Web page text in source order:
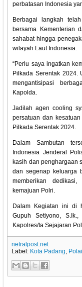
perbatasan Indonesia
Berbagai langkah
bersama Kementerian
sahabat hingga
wilayah Laut Indonesia.
“Perlu saya ingatkan
Pilkada Serentak 2024.
mengantisipasi
Kapolda.
Jadilah agen cooling
persatuan dan
Pilkada Serentak 2024.
Dalam Sambutan
Indonesia Jenderal
kasih dan penghargaan
dan segenap keluarga
memberikan
kemajuan Polri.
Dalam Kegiatan ini di
Gupuh Setiyono,
Kapolres/ta Sejajaran
netralpost.net
Label: Kota Padang,